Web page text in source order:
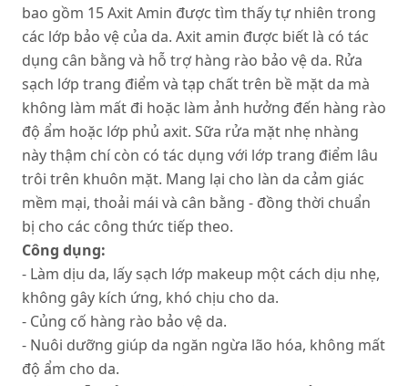
bao gồm 15 Axit Amin được tìm thấy tự nhiên trong
các lớp bảo vệ của da. Axit amin được biết là có tác
dụng cân bằng và hỗ trợ hàng rào bảo vệ da. Rửa
sạch lớp trang điểm và tạp chất trên bề mặt da mà
không làm mất đi hoặc làm ảnh hưởng đến hàng rào
độ ẩm hoặc lớp phủ axit. Sữa rửa mặt nhẹ nhàng
này thậm chí còn có tác dụng với lớp trang điểm lâu
trôi trên khuôn mặt. Mang lại cho làn da cảm giác
mềm mại, thoải mái và cân bằng - đồng thời chuẩn
bị cho các công thức tiếp theo.
Công dụng:
- Làm dịu da, lấy sạch lớp makeup một cách dịu nhẹ,
không gây kích ứng, khó chịu cho da.
- Củng cố hàng rào bảo vệ da.
- Nuôi dưỡng giúp da ngăn ngừa lão hóa, không mất
độ ẩm cho da.